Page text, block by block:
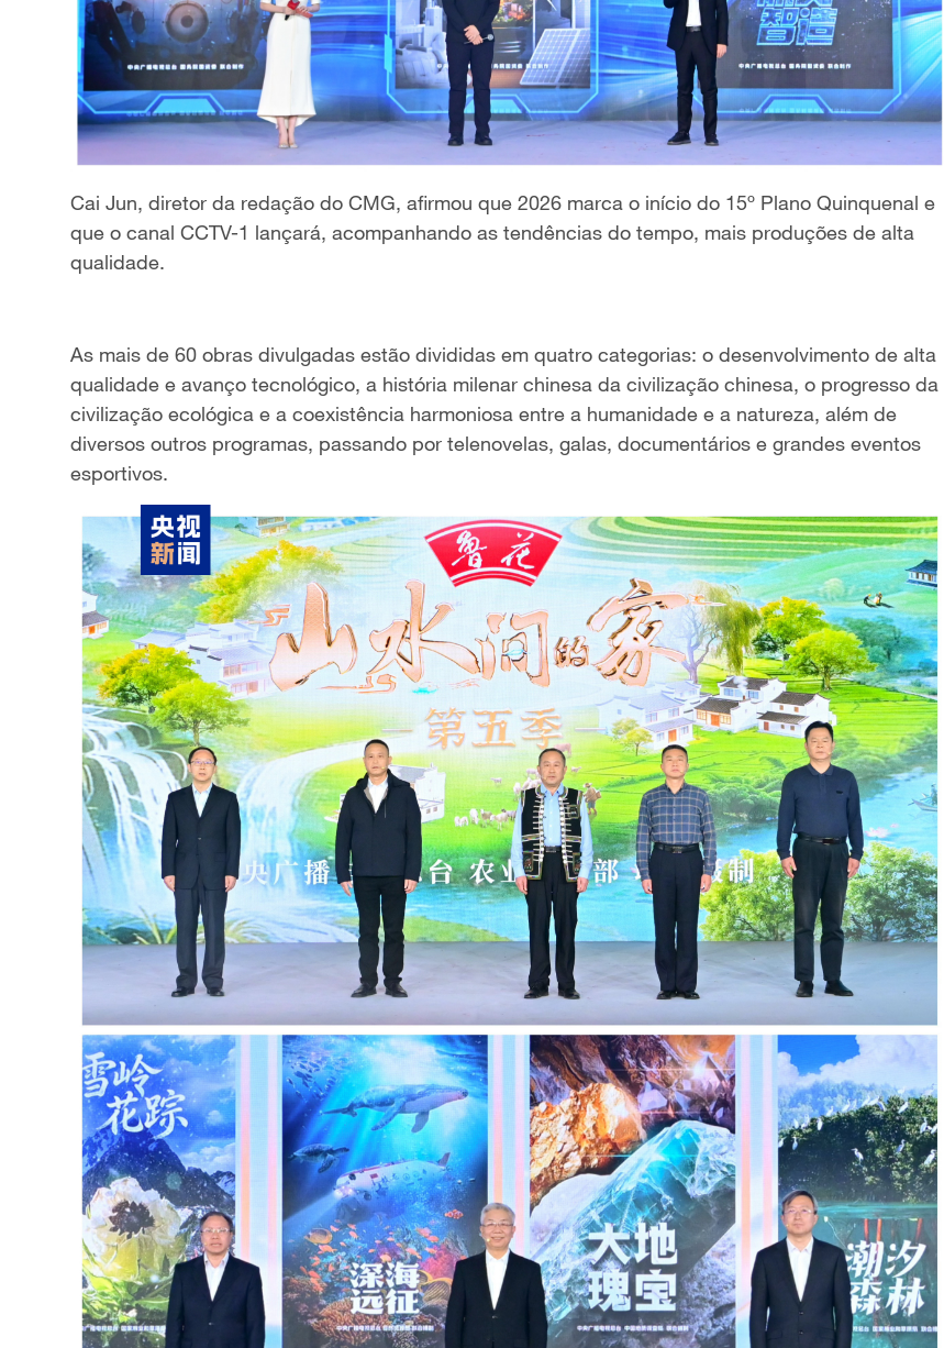
Cai Jun, diretor da redação do CMG, afirmou que 2026 marca o início do 15º Plano Quinquenal e
que o canal CCTV-1 lançará, acompanhando as tendências do tempo, mais produções de alta
qualidade.
As mais de 60 obras divulgadas estão divididas em quatro categorias: o desenvolvimento de alta
qualidade e avanço tecnológico, a história milenar chinesa da civilização chinesa, o progresso da
civilização ecológica e a coexistência harmoniosa entre a humanidade e a natureza, além de
diversos outros programas, passando por telenovelas, galas, documentários e grandes eventos
esportivos.